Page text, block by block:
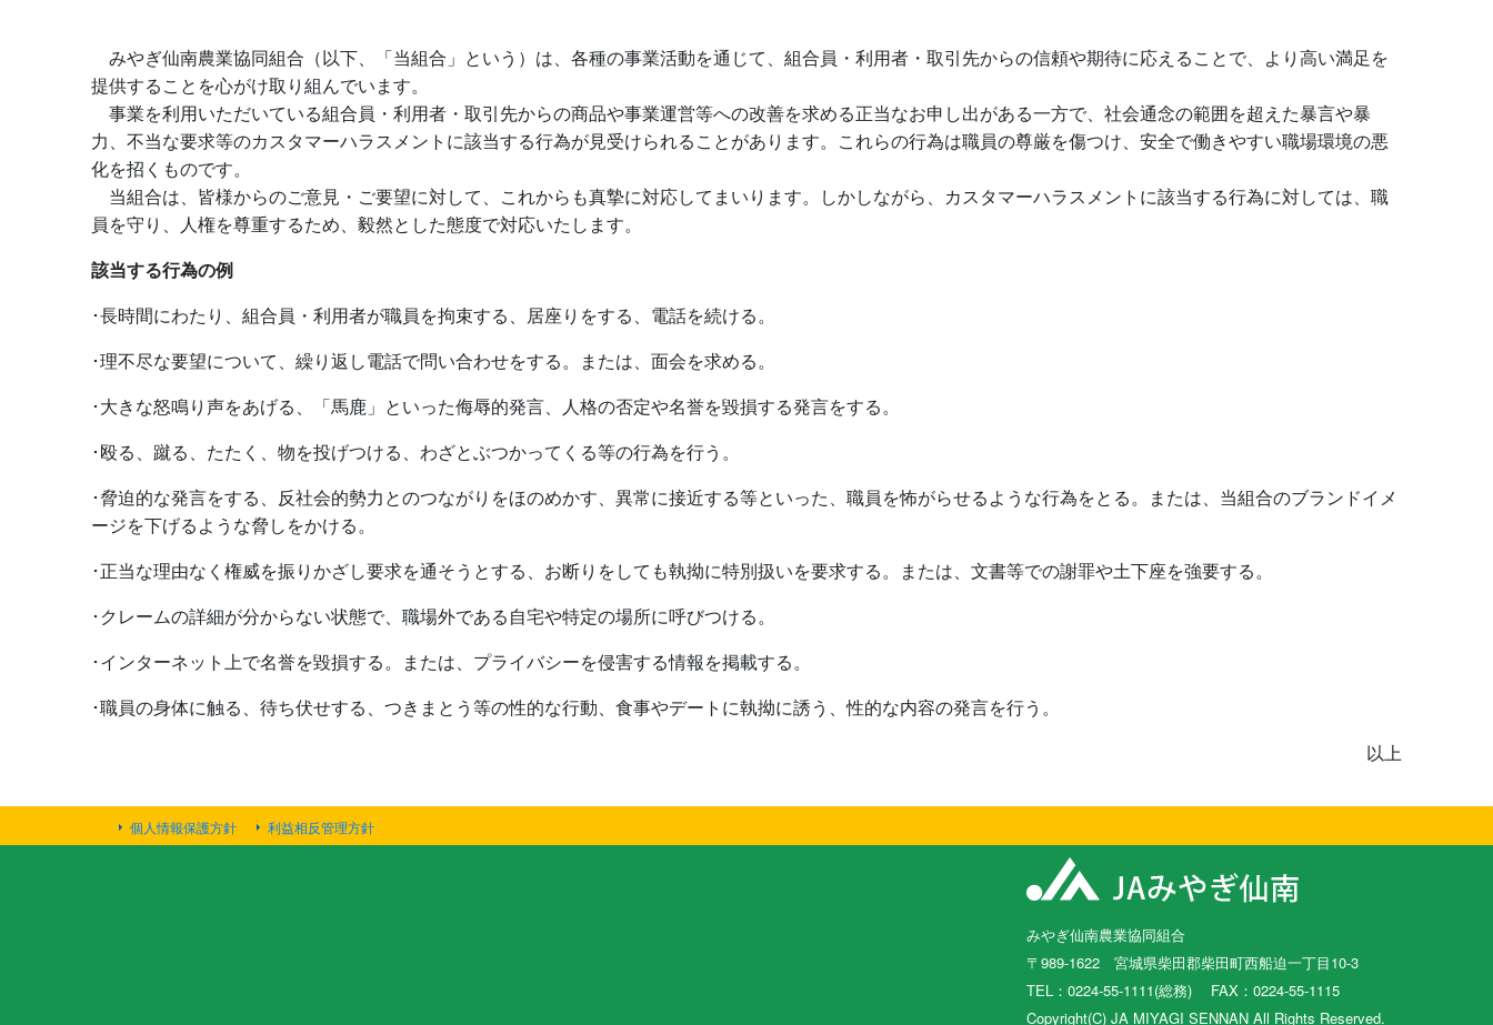
みやぎ仙南農業協同組合（以下、「当組合」という）は、各種の事業活動を通じて、組合員・利用者・取引先からの信頼や期待に応えることで、より高い満足を
提供することを心がけ取り組んでいます。
事業を利用いただいている組合員・利用者・取引先からの商品や事業運営等への改善を求める正当なお申し出がある一方で、社会通念の範囲を超えた暴言や暴
力、不当な要求等のカスタマーハラスメントに該当する行為が見受けられることがあります。これらの行為は職員の尊厳を傷つけ、安全で働きやすい職場環境の悪
化を招くものです。
当組合は、皆様からのご意見・ご要望に対して、これからも真摯に対応してまいります。しかしながら、カスタマーハラスメントに該当する行為に対しては、職
員を守り、人権を尊重するため、毅然とした態度で対応いたします。
該当する行為の例
･長時間にわたり、組合員・利用者が職員を拘束する、居座りをする、電話を続ける。
･理不尽な要望について、繰り返し電話で問い合わせをする。または、面会を求める。
･大きな怒鳴り声をあげる、「馬鹿」といった侮辱的発言、人格の否定や名誉を毀損する発言をする。
･殴る、蹴る、たたく、物を投げつける、わざとぶつかってくる等の行為を行う。
･脅迫的な発言をする、反社会的勢力とのつながりをほのめかす、異常に接近する等といった、職員を怖がらせるような行為をとる。または、当組合のブランドイメ
ージを下げるような脅しをかける。
･正当な理由なく権威を振りかざし要求を通そうとする、お断りをしても執拗に特別扱いを要求する。または、文書等での謝罪や土下座を強要する。
･クレームの詳細が分からない状態で、職場外である自宅や特定の場所に呼びつける。
･インターネット上で名誉を毀損する。または、プライバシーを侵害する情報を掲載する。
･職員の身体に触る、待ち伏せする、つきまとう等の性的な行動、食事やデートに執拗に誘う、性的な内容の発言を行う。
以上
個人情報保護方針 利益相反管理方針
みやぎ仙南農業協同組合
〒989-1622 宮城県柴田郡柴田町西船迫一丁目10-3
TEL：0224-55-1111(総務) FAX：0224-55-1115
Copyright(C) JA MIYAGI SENNAN All Rights Reserved.